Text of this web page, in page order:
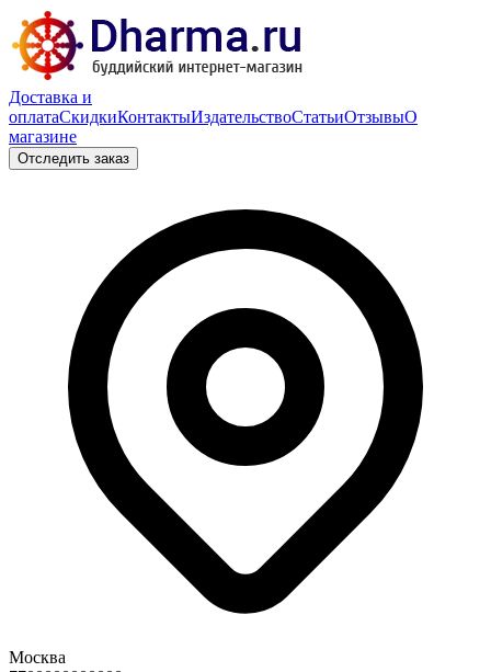
Доставка и
оплатаСкидкиКонтактыИздательствоСтатьиОтзывыО
магазине
Отследить заказ
Москва